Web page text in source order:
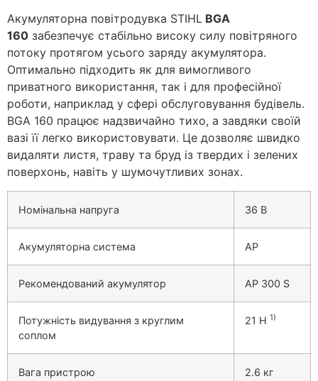
Акумуляторна повітродувка STIHL BGA
160 забезпечує стабільно високу силу повітряного
потоку протягом усього заряду акумулятора.
Оптимально підходить як для вимогливого
приватного використання, так і для професійної
роботи, наприклад у сфері обслуговування будівель.
BGA 160 працює надзвичайно тихо, а завдяки своїй
вазі її легко використовувати. Це дозволяє швидко
видаляти листя, траву та бруд із твердих і зелених
поверхонь, навіть у шумочутливих зонах.
Номінальна напруга 36 В
Акумуляторна система AP
Рекомендований акумулятор AP 300 S
Потужність видування з круглим
соплом
21 Н 1)
Вага пристрою 2.6 кг